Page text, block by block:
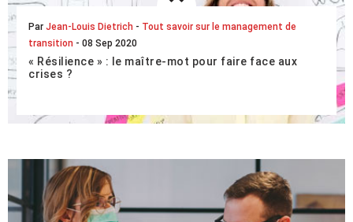
Par Jean-Louis Dietrich - Tout savoir sur le management de
transition - 08 Sep 2020
« Résilience » : le maître-mot pour faire face aux
crises ?
entreprises. Que recouvre cette not...
LIRE L'ARTICLE COMPLET